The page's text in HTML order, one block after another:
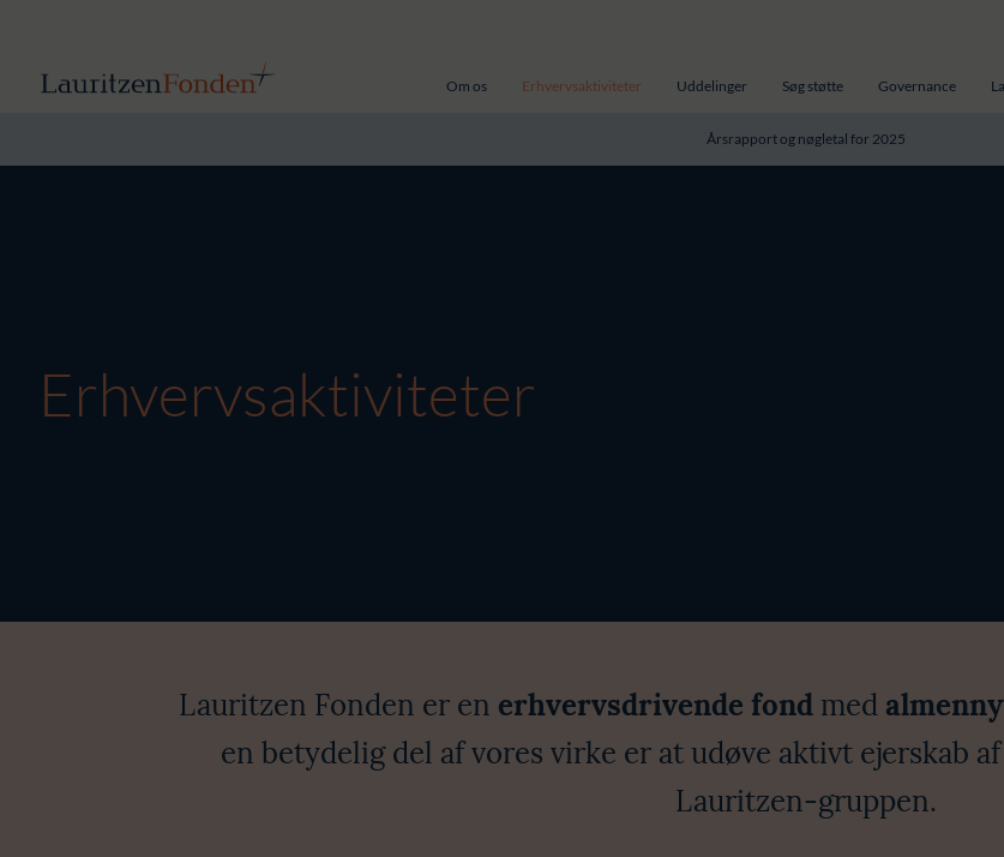
Om os Erhvervsaktiviteter Uddelinger Søg støtte Governance
Årsrapport og nøgletal for 2025
Erhvervsaktiviteter
Lauritzen Fonden er en erhvervsdrivende fondmed
en betydelig del af vores virke er at udøve aktivt ejerskab
Lauritzen-gruppen.